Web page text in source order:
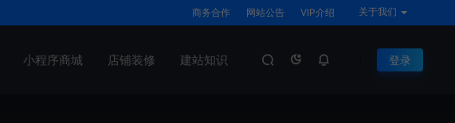
商务合作 网站公告 VIP介绍 关于我们
小程序商城 店铺装修 建站知识 登录